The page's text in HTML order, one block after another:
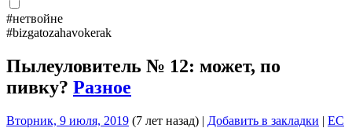
#нетвойне
#bizgatozahavokerak
Пылеуловитель № 12: может, по
пивку? Разное
Вторник, 9 июля, 2019 (7 лет назад) | Добавить в закладки | EC